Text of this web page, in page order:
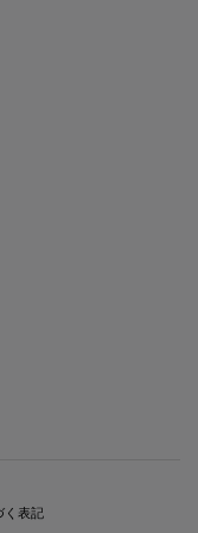
く表記